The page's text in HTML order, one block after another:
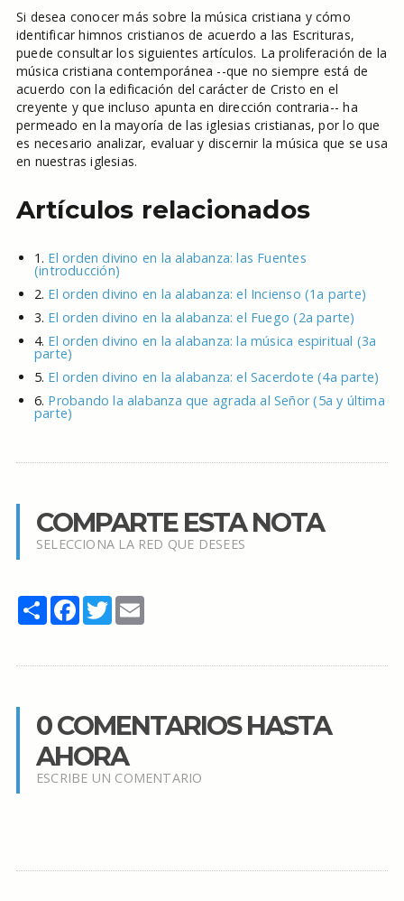
Si desea conocer más sobre la música cristiana y cómo
identificar himnos cristianos de acuerdo a las Escrituras,
puede consultar los siguientes artículos. La proliferación de la
música cristiana contemporánea --que no siempre está de
acuerdo con la edificación del carácter de Cristo en el
creyente y que incluso apunta en dirección contraria-- ha
permeado en la mayoría de las iglesias cristianas, por lo que
es necesario analizar, evaluar y discernir la música que se usa
en nuestras iglesias.
Artículos relacionados
1. El orden divino en la alabanza: las Fuentes
(introducción)
2. El orden divino en la alabanza: el Incienso (1a parte)
3. El orden divino en la alabanza: el Fuego (2a parte)
4. El orden divino en la alabanza: la música espiritual (3a
parte)
5. El orden divino en la alabanza: el Sacerdote (4a parte)
6. Probando la alabanza que agrada al Señor (5a y última
parte)
COMPARTE ESTA NOTA
SELECCIONA LA RED QUE DESEES
Share Facebook
TwitterEmail
0 COMENTARIOS HASTA
AHORA
ESCRIBE UN COMENTARIO